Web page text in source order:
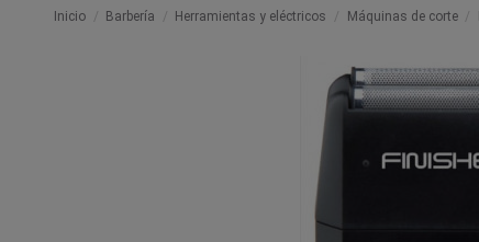
Inicio Barbería Herramientas y eléctricos Máquinas de corte